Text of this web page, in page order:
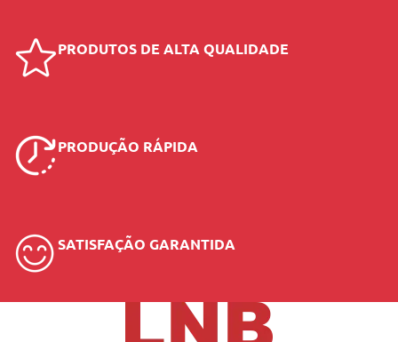
PRODUTOS DE ALTA QUALIDADE
PRODUÇÃO RÁPIDA
SATISFAÇÃO GARANTIDA